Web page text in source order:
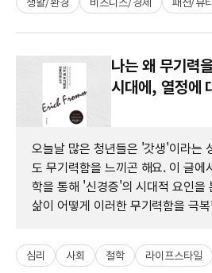
나는 왜 무기력
시대에, 열정에
오늘날 많은 청년들은 '갓생'이라는
도 무기력함을 느끼곤 해요. 이 글에
학을 통해 '신경증'의 시대적 요인을
삶이 어떻게 이러한 무기력함을 극
심리 사회 철학 라이프스타일